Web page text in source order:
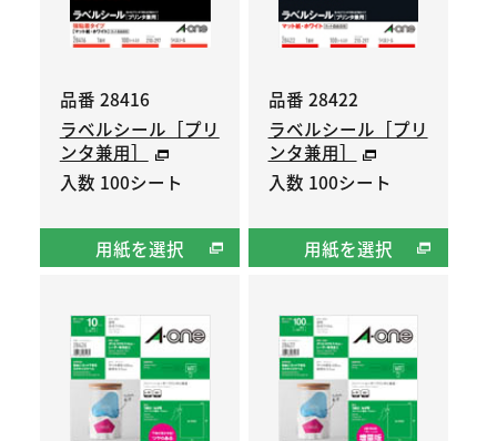
品番 28416
ラベルシール［プリ
ンタ兼用］
入数 100シート
用紙を選択
品番 28422
ラベルシール［プリ
ンタ兼用］
入数 100シート
用紙を選択